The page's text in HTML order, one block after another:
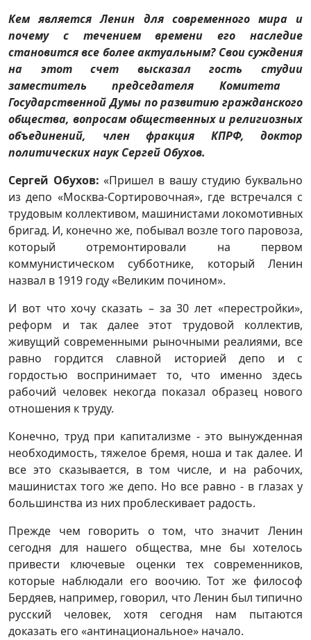
Кем является Ленин для современного мира и
почему с течением времени его наследие
становится все более актуальным? Свои суждения
на этот счет высказал гость студии
заместитель председателя Комитета
Государственной Думы по развитию гражданского
общества, вопросам общественных и религиозных
объединений, член фракция КПРФ, доктор
политических наук Сергей Обухов.
Сергей Обухов: «Пришел в вашу студию буквально
из депо «Москва-Сортировочная», где встречался с
трудовым коллективом, машинистами локомотивных
бригад. И, конечно же, побывал возле того паровоза,
который отремонтировали на первом
коммунистическом субботнике, который Ленин
назвал в 1919 году «Великим почином».
И вот что хочу сказать – за 30 лет «перестройки»,
реформ и так далее этот трудовой коллектив,
живущий современными рыночными реалиями, все
равно гордится славной историей депо и с
гордостью воспринимает то, что именно здесь
рабочий человек некогда показал образец нового
отношения к труду.
Конечно, труд при капитализме - это вынужденная
необходимость, тяжелое бремя, ноша и так далее. И
все это сказывается, в том числе, и на рабочих,
машинистах того же депо. Но все равно - в глазах у
большинства из них проблескивает радость.
Прежде чем говорить о том, что значит Ленин
сегодня для нашего общества, мне бы хотелось
привести ключевые оценки тех современников,
которые наблюдали его воочию. Тот же философ
Бердяев, например, говорил, что Ленин был типично
русский человек, хотя сегодня нам пытаются
доказать его «антинациональное» начало.